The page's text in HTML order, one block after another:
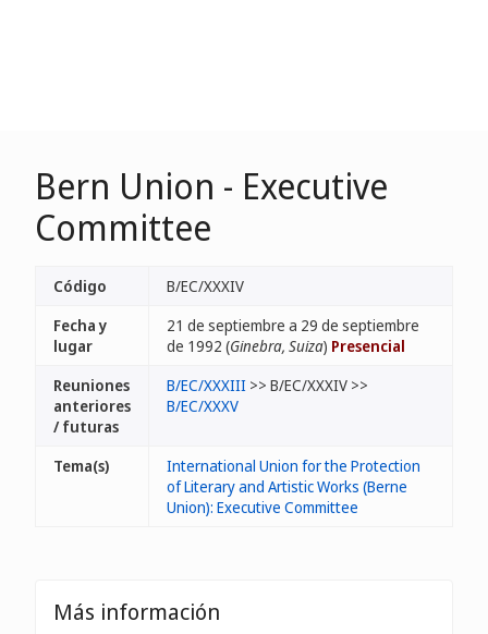
Bern Union - Executive
Committee
Código
B/EC/XXXIV
Fecha y
lugar
21 de septiembre a 29 de septiembre
de 1992 (Ginebra, Suiza) Presencial
Reuniones
anteriores
/ futuras
B/EC/XXXIII >> B/EC/XXXIV >>
B/EC/XXXV
Tema(s)
International Union for the Protection
of Literary and Artistic Works (Berne
Union): Executive Committee
Más información